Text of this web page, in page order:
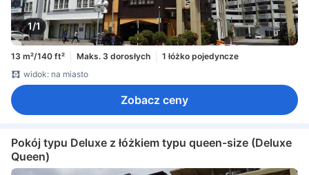
1/1
13 m²/140 ft² Maks. 3 dorosłych
1 łóżko pojedyncze
widok: na miasto
Zobacz ceny
Pokój typu Deluxe z łóżkiem typu queen-size (Deluxe
Queen)